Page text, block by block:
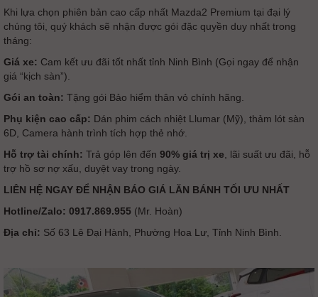
Khi lựa chọn phiên bản cao cấp nhất Mazda2 Premium tại đại lý
chúng tôi, quý khách sẽ nhận được gói đặc quyền duy nhất trong
tháng:
Giá xe: Cam kết ưu đãi tốt nhất tỉnh Ninh Bình (Gọi ngay để nhận
giá “kịch sàn”).
Gói an toàn: Tặng gói Bảo hiểm thân vỏ chính hãng.
Phụ kiện cao cấp: Dán phim cách nhiệt Llumar (Mỹ), thảm lót sàn
6D, Camera hành trình tích hợp thẻ nhớ.
Hỗ trợ tài chính: Trả góp lên đến 90% giá trị xe , lãi suất ưu đãi, hỗ
trợ hồ sơ nợ xấu, duyệt vay trong ngày.
LIÊN HỆ NGAY ĐỂ NHẬN BÁO GIÁ LĂN BÁNH TỐI ƯU NHẤT
Hotline/Zalo: 0917.869.955 (Mr. Hoàn)
Địa chỉ: Số 63 Lê Đại Hành, Phường Hoa Lư, Tỉnh Ninh Bình.